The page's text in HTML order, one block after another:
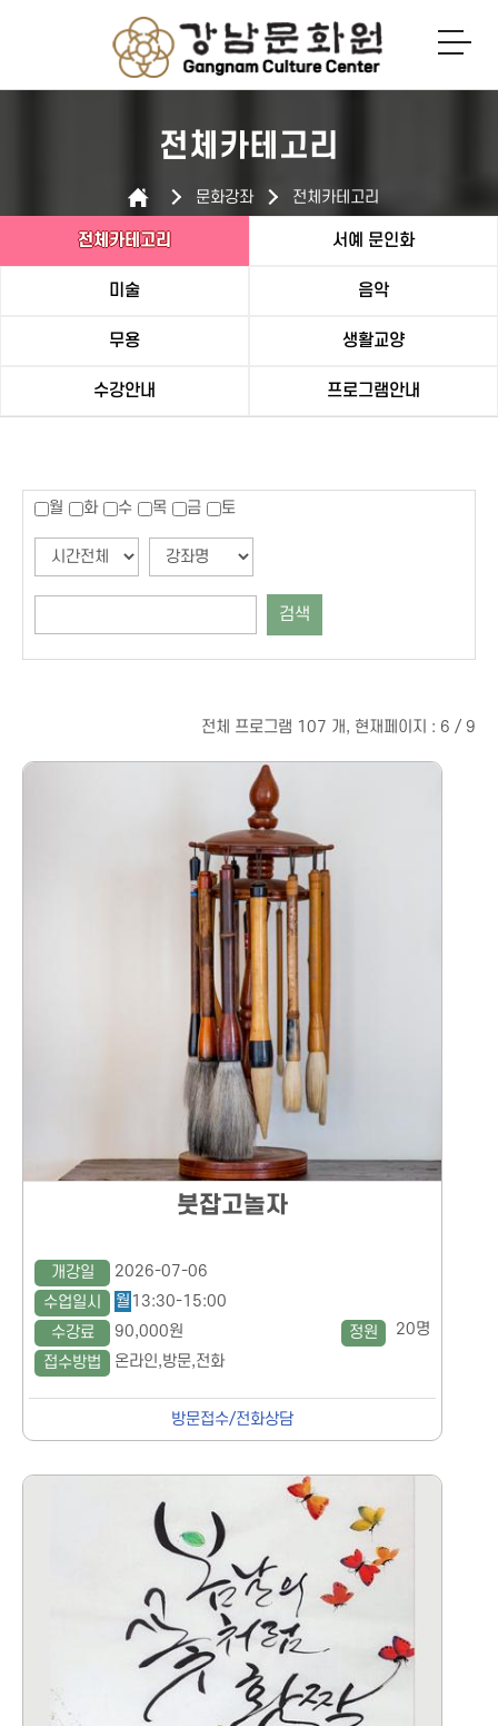
로그인
전체카테고리
문화강좌 전체카테고리
전체카테고리 서예 문인화
미술 음악
무용 생활교양
수강안내 프로그램안내
월 화 수 목 금 토
검색
전체 프로그램 107 개, 현재페이지 : 6 / 9
방문접수/전화상담
붓잡고놀자
개강일
2026-07-06
수업일시
월 13:30-15:00
수강료
90,000원 정원
20명
접수방법
온라인,방문,전화